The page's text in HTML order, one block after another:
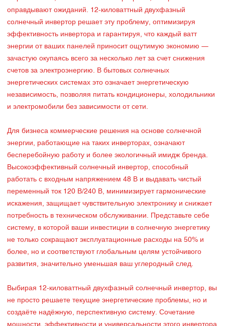
оправдывают ожиданий. 12-киловаттный двухфазный
солнечный инвертор решает эту проблему, оптимизируя
эффективность инвертора и гарантируя, что каждый ватт
энергии от ваших панелей приносит ощутимую экономию —
зачастую окупаясь всего за несколько лет за счет снижения
счетов за электроэнергию. В бытовых солнечных
энергетических системах это означает энергетическую
независимость, позволяя питать кондиционеры, холодильники
и электромобили без зависимости от сети.
Для бизнеса коммерческие решения на основе солнечной
энергии, работающие на таких инверторах, означают
бесперебойную работу и более экологичный имидж бренда.
Высокоэффективный солнечный инвертор, способный
работать с входным напряжением 48 В и выдавать чистый
переменный ток 120 В/240 В, минимизирует гармонические
искажения, защищает чувствительную электронику и снижает
потребность в техническом обслуживании. Представьте себе
систему, в которой ваши инвестиции в солнечную энергетику
не только сокращают эксплуатационные расходы на 50% и
более, но и соответствуют глобальным целям устойчивого
развития, значительно уменьшая ваш углеродный след.
Выбирая 12-киловаттный двухфазный солнечный инвертор, вы
не просто решаете текущие энергетические проблемы, но и
создаёте надёжную, перспективную систему. Сочетание